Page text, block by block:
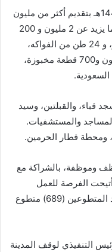
اختتم وقف خير المدينة العام الهجري 1447هـ بتقديم أكثر من مليون
و 600 ألف وجبة إفطار صائم وإطعام، وما يزيد عن 2 مليون و 200
ألف عبوة ماء، وقرابة 66 طن من التمور، و 24 طن من الفواكه،
وتجاوز عدد قطع المخبوزات أكثر من مليون و700 قطعة مخبوزة،
قباء، والقبلتين، وسيد
والمستشفيات.
ومحطة قطار الحرمين.
على العمل (137) موظف وموظفة، بالشراكة مع
أتيحت الفرصة للعمل
التطوعي في تقديم الخدمة حيث بلغ عدد المتطوعين (689) متطوع
التنفيذي لوقف المدينة